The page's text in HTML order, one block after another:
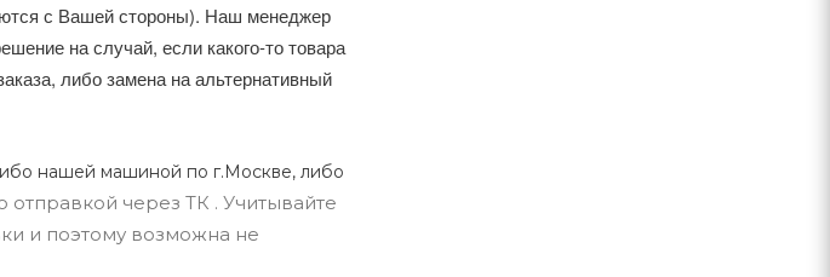
с Вашей стороны). Наш менеджер
на случай, если какого-то товара
либо замена на альтернативный
нашей машиной по г.Москве, либо
отправкой через ТК . Учитывайте
и поэтому возможна не